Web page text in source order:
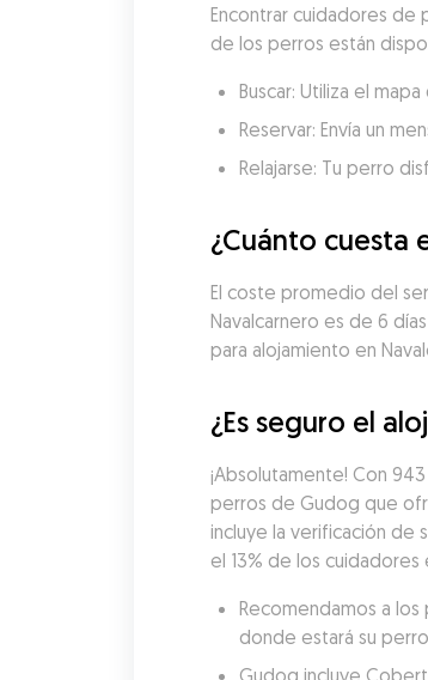
Encontrar cuidadores de
de los perros están
Buscar: Utiliza el
Reservar: Envía un
Relajarse: Tu perro
¿Cuánto cuesta
El coste promedio del
Navalcarnero es de 6
para alojamiento en
¿Es seguro el
¡Absolutamente! Con
perros de Gudog que
incluye la verificación de
el 13% de los
Recomendamos a
donde estará su
Gudog incluye